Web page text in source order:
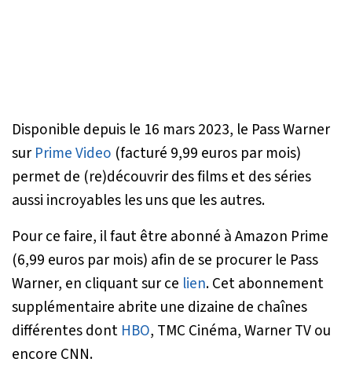
Disponible depuis le 16 mars 2023, le Pass Warner
sur Prime Video (facturé 9,99 euros par mois)
permet de (re)découvrir des films et des séries
aussi incroyables les uns que les autres.
Pour ce faire, il faut être abonné à Amazon Prime
(6,99 euros par mois) afin de se procurer le Pass
Warner, en cliquant sur ce lien. Cet abonnement
supplémentaire abrite une dizaine de chaînes
différentes dont HBO, TMC Cinéma, Warner TV ou
encore CNN.